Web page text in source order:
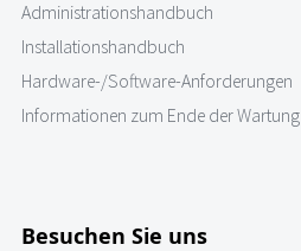
Administrationshandbuch
Installationshandbuch
Hardware-/Software-Anforderungen
Informationen zum Ende der Wartung
Besuchen Sie uns